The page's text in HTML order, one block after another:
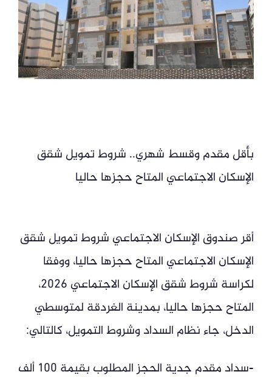
بأقل مقدم وقسط شهري.. شروط تمويل شقق
الإسكان الاجتماعي المتاح حجزها حاليا
أقر صندوق الإسكان الاجتماعي شروط تمويل شقق
الإسكان الاجتماعي المتاح حجزها حاليا، ووفقا
لكراسة شروط شقق الإسكان الاجتماعي 2026،
المتاح حجزها حاليا، بمدينة الغردقة لمتوسطي
الدخل، جاء نظام السداد وشروط التمويل، كالتالي:
-سداد مقدم جدية الحجز المطلوب بقيمة 100 ألف